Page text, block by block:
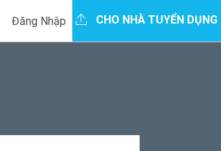
Đăng Nhập CHO NHÀ TUYỂN DỤNG